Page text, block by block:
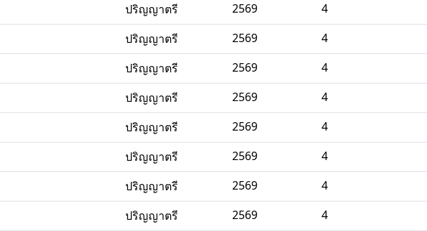
ปริญญาตรี 2569
4
ปริญญาตรี 2569
4
ปริญญาตรี 2569
4
ปริญญาตรี 2569
4
ปริญญาตรี 2569
4
ปริญญาตรี 2569
4
ปริญญาตรี 2569
4
ปริญญาตรี 2569
4